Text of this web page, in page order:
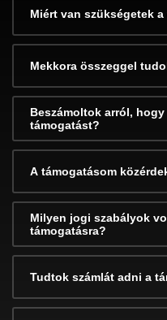
Miért van szükségetek
Mekkora összeggel
Beszámoltok arról,
támogatást?
A támogatásom
Milyen jogi szabályok
támogatásra?
Tudtok számlát adni a